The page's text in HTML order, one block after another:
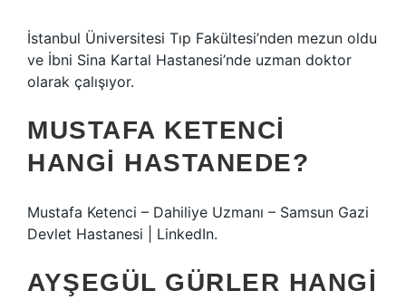
İstanbul Üniversitesi Tıp Fakültesi’nden mezun oldu
ve İbni Sina Kartal Hastanesi’nde uzman doktor
olarak çalışıyor.
MUSTAFA KETENCI
HANGI HASTANEDE?
Mustafa Ketenci – Dahiliye Uzmanı – Samsun Gazi
Devlet Hastanesi | LinkedIn.
AYŞEGÜL GÜRLER HANGI